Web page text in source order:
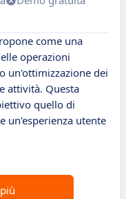
come una
operazioni
un'ottimizzazione dei
attività. Questa
quello di
un'esperienza utente